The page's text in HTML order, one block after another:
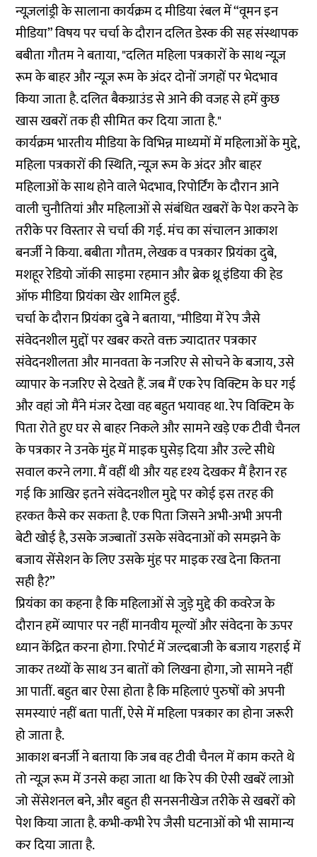
न्यूज़लांड्री के सालाना कार्यक्रम द मीडिया रंबल में “वूमन इन
मीडिया” विषय पर चर्चा के दौरान दलित डेस्क की सह संस्थापक
बबीता गौतम ने बताया, "दलित महिला पत्रकारों के साथ न्यूज़
रूम के बाहर और न्यूज़ रूम के अंदर दोनों जगहों पर भेदभाव
किया जाता है. दलित बैकग्राउंड से आने की वजह से हमें कुछ
खास खबरों तक ही सीमित कर दिया जाता है."
कार्यक्रम भारतीय मीडिया के विभिन्न माध्यमों में महिलाओं के मुद्दे,
महिला पत्रकारों की स्थिति, न्यूज़ रूम के अंदर और बाहर
महिलाओं के साथ होने वाले भेदभाव, रिपोर्टिंग के दौरान आने
वाली चुनौतियां और महिलाओं से संबंधित खबरों के पेश करने के
तरीके पर विस्तार से चर्चा की गई. मंच का संचालन आकाश
बनर्जी ने किया. बबीता गौतम, लेखक व पत्रकार प्रियंका दुबे,
मशहूर रेडियो जॉकी साइमा रहमान और ब्रेक थ्रू इंडिया की हेड
ऑफ मीडिया प्रियंका खेर शामिल हुईं.
चर्चा के दौरान प्रियंका दुबे ने बताया, "मीडिया में रेप जैसे
संवेदनशील मुद्दों पर खबर करते वक्त ज्यादातर पत्रकार
संवेदनशीलता और मानवता के नजरिए से सोचने के बजाय, उसे
व्यापार के नजरिए से देखते हैं. जब मैं एक रेप विक्टिम के घर गई
और वहां जो मैंने मंजर देखा वह बहुत भयावह था. रेप विक्टिम के
पिता रोते हुए घर से बाहर निकले और सामने खड़े एक टीवी चैनल
के पत्रकार ने उनके मुंह में माइक घुसेड़ दिया और उल्टे सीधे
सवाल करने लगा. मैं वहीं थी और यह दृश्य देखकर मैं हैरान रह
गई कि आखिर इतने संवेदनशील मुद्दे पर कोई इस तरह की
हरकत कैसे कर सकता है. एक पिता जिसने अभी-अभी अपनी
बेटी खोई है, उसके जज्बातों उसके संवेदनाओं को समझने के
बजाय सेंसेशन के लिए उसके मुंह पर माइक रख देना कितना
सही है?”
प्रियंका का कहना है कि महिलाओं से जुड़े मुद्दे की कवरेज के
दौरान हमें व्यापार पर नहीं मानवीय मूल्यों और संवेदना के ऊपर
ध्यान केंद्रित करना होगा. रिपोर्ट में जल्दबाजी के बजाय गहराई में
जाकर तथ्यों के साथ उन बातों को लिखना होगा, जो सामने नहीं
आ पातीं. बहुत बार ऐसा होता है कि महिलाएं पुरुषों को अपनी
समस्याएं नहीं बता पातीं, ऐसे में महिला पत्रकार का होना जरूरी
हो जाता है.
आकाश बनर्जी ने बताया कि जब वह टीवी चैनल में काम करते थे
तो न्यूज़ रूम में उनसे कहा जाता था कि रेप की ऐसी खबरें लाओ
जो सेंसेशनल बने, और बहुत ही सनसनीखेज तरीके से खबरों को
पेश किया जाता है. कभी-कभी रेप जैसी घटनाओं को भी सामान्य
कर दिया जाता है.